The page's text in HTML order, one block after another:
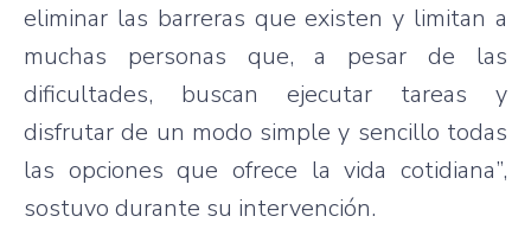
eliminar las barreras que existen y limitan a
muchas personas que, a pesar de las
dificultades, buscan ejecutar tareas y
disfrutar de un modo simple y sencillo todas
las opciones que ofrece la vida cotidiana”,
sostuvo durante su intervención.